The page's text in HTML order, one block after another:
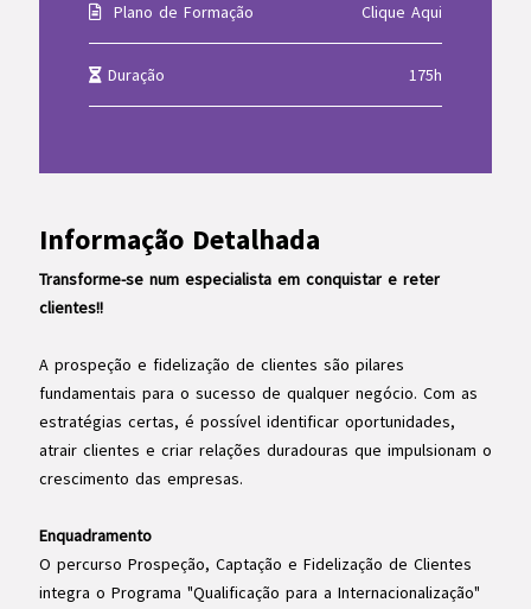
Informação Detalhada
Transforme-se num especialista em conquistar e reter
clientes!!
A prospeção e fidelização de clientes são pilares
fundamentais para o sucesso de qualquer negócio. Com as
estratégias certas, é possível identificar oportunidades,
atrair clientes e criar relações duradouras que impulsionam o
crescimento das empresas.
Enquadramento
O percurso Prospeção, Captação e Fidelização de Clientes
integra o Programa "Qualificação para a Internacionalização"
Plano de Formação Clique Aqui
Duração 175h